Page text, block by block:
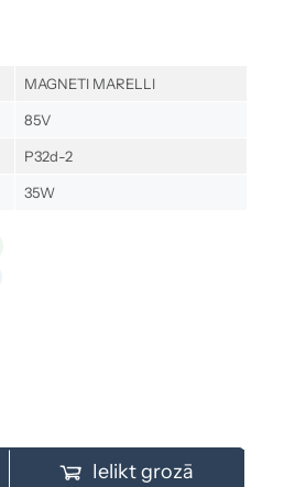
MAGNETI MARELLI
85V
P32d-2
35W
Ielikt grozā